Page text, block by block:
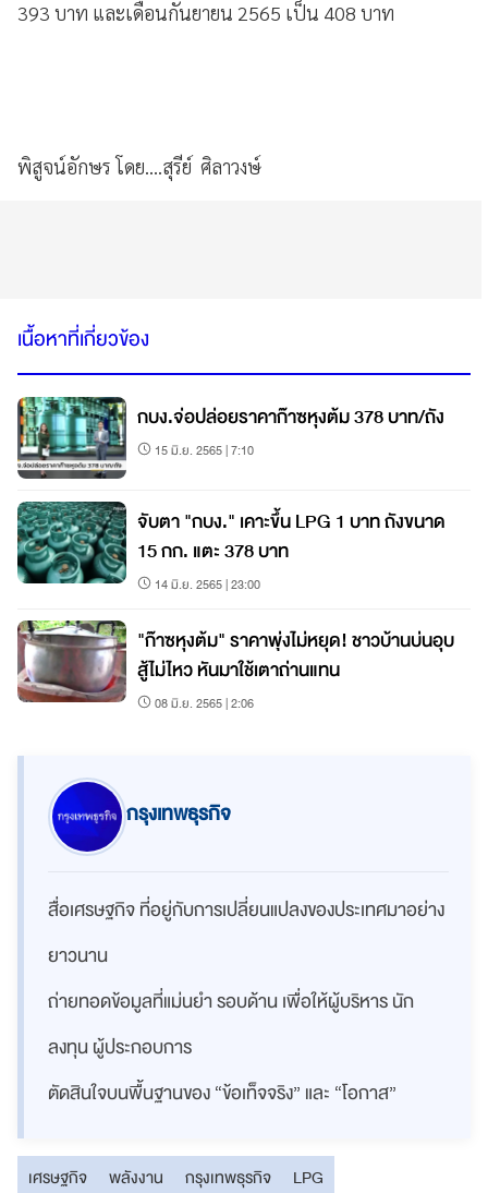
393 บาท และเดือนกันยายน 2565 เป็น 408 บาท
พิสูจน์อักษร โดย....สุรีย์ ศิลาวงษ์
เนื้อหาที่เกี่ยวข้อง
กบง.จ่อปล่อยราคาก๊าซหุงต้ม 378 บาท/ถัง
15 มิ.ย. 2565 | 7:10
จับตา "กบง." เคาะขึ้น LPG 1 บาท ถังขนาด
15 กก. แตะ 378 บาท
14 มิ.ย. 2565 | 23:00
"ก๊าซหุงต้ม" ราคาพุ่งไม่หยุด! ชาวบ้านบ่นอุบ
สู้ไม่ไหว หันมาใช้เตาถ่านแทน
08 มิ.ย. 2565 | 2:06
กรุงเทพธุรกิจ
สื่อเศรษฐกิจ ที่อยู่กับการเปลี่ยนแปลงของประเทศมาอย่าง
ยาวนาน
ถ่ายทอดข้อมูลที่แม่นยำ รอบด้าน เพื่อให้ผู้บริหาร นัก
ลงทุน ผู้ประกอบการ
ตัดสินใจบนพื้นฐานของ “ข้อเท็จจริง” และ “โอกาส”
เศรษฐกิจ พลังงาน กรุงเทพธุรกิจ
LPG